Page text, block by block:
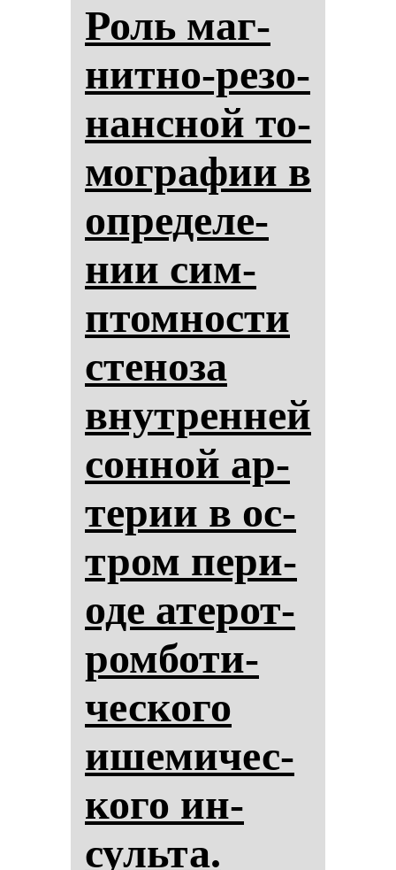
Роль маг­
нит­но-ре­зо­
нан­сной то­
мог­ра­фии в
оп­ре­де­ле­
нии сим­
птом­нос­ти
сте­но­за
внут­рен­ней
сон­ной ар­
те­рии в ос­
тром пе­ри­
оде ате­рот­
ром­бо­ти­
чес­ко­го
ише­ми­чес­
ко­го ин­
суль­та.